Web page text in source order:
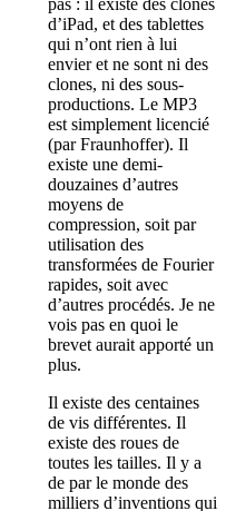
pas : il existe des clônes
d’iPad, et des tablettes
qui n’ont rien à lui
envier et ne sont ni des
clones, ni des sous-
productions. Le MP3
est simplement licencié
(par Fraunhoffer). Il
existe une demi-
douzaines d’autres
moyens de
compression, soit par
utilisation des
transformées de Fourier
rapides, soit avec
d’autres procédés. Je ne
vois pas en quoi le
brevet aurait apporté un
plus.
Il existe des centaines
de vis différentes. Il
existe des roues de
toutes les tailles. Il y a
de par le monde des
milliers d’inventions qui